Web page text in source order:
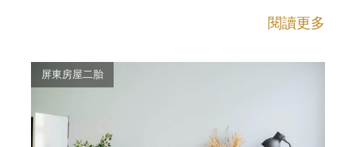
閱讀更多
屏東房屋二胎